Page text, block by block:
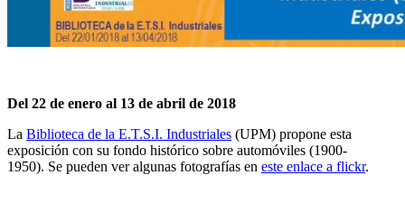
Del 22 de enero al 13 de abril de 2018
La Biblioteca de la E.T.S.I. Industriales (UPM) propone esta
exposición con su fondo histórico sobre automóviles (1900-
1950). Se pueden ver algunas fotografías en este enlace a flickr.